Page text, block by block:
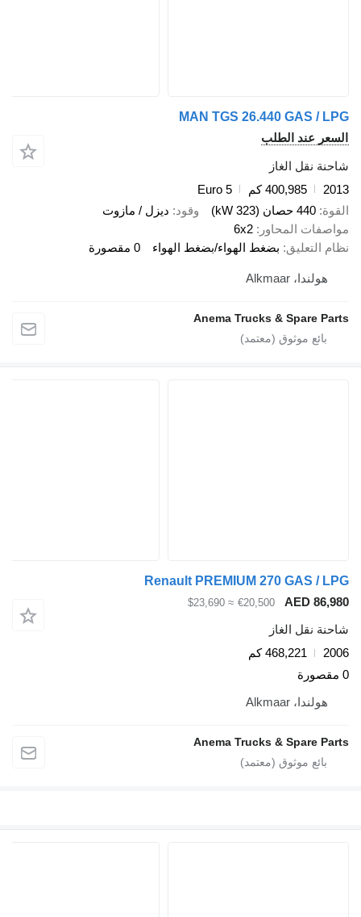
MAN TGS 26.440 GAS /
عند الطلب
نقل الغاز
400,985 كم
Euro 5
440 حصان (323 kW) وقود ديزل / مازوت
المحاور 6x2
التعليق بضغط الهواء/بضغط الهواء 0 مقصورة
هولندا، Alkmaar
Anema Trucks & Spare
Renault PREMIUM 270 GAS /
AED
€20,500
≈ $23,690
نقل الغاز
468,221 كم
هولندا، Alkmaar
Anema Trucks & Spare